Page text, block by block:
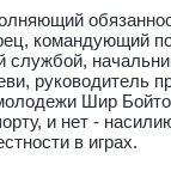
командующий
руководитель
Шир
и нет -
в играх.